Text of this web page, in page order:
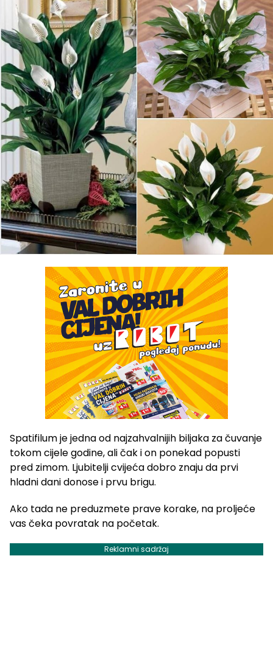
Spatifilum je jedna od najzahvalnijih biljaka za čuvanje
tokom cijele godine, ali čak i on ponekad popusti
pred zimom. Ljubitelji cvijeća dobro znaju da prvi
hladni dani donose i prvu brigu.
Ako tada ne preduzmete prave korake, na proljeće
vas čeka povratak na početak.
Reklamni sadržaj